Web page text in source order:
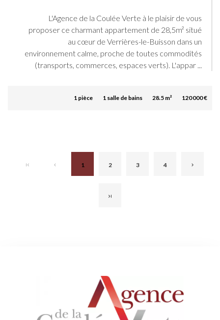
L'Agence de la Coulée Verte à le plaisir de vous
proposer ce charmant appartement de 28,5m² situé
au cœur de Verrières-le-Buisson dans un
environnement calme, proche de toutes commodités
(transports, commerces, espaces verts). L'appar ...
1 pièce 1 salle de bains 28.5 m² 120 000 €
1 2 3 4